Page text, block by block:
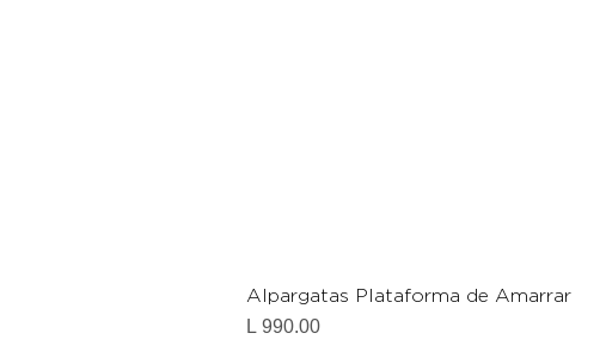
Alpargatas Plataforma de Amarrar
Precio
L 990.00